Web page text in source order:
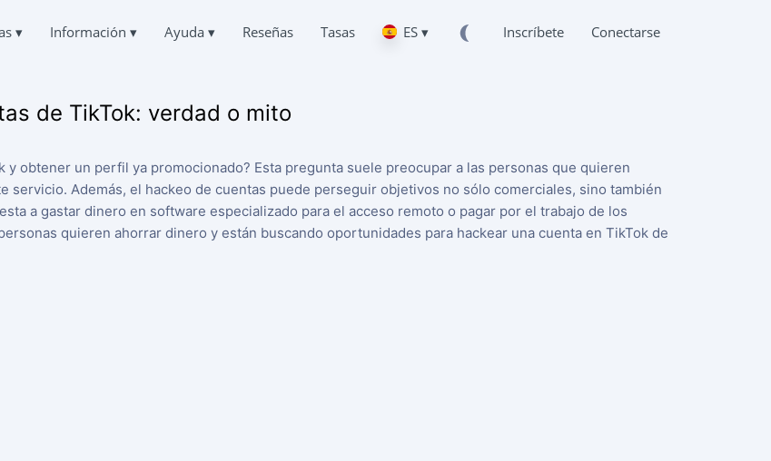
▾ Información ▾ Ayuda ▾ Reseñas Tasas ES ▾ Inscríbete Conectarse
de otros
LA UBICACIÓN EN TIKTOK
está una persona
DE TIKTOK
Preguntas frecuentes
Siempre en línea y encantado de responder
TESTIMONIOS
Sus peticiones y comentarios
PRIVACIDAD
POLÍTICA DE COOKIES
PROGRAMA DE AFILIADOS
中文
Portuguese (Brazil)
Хинди हिन्दी
Italiano
Türkçe
de TikTok: verdad o mito
y obtener un perfil ya promocionado? Esta pregunta suele preocupar a las personas que quieren
servicio. Además, el hackeo de cuentas puede perseguir objetivos no sólo comerciales, sino también
a gastar dinero en software especializado para el acceso remoto o pagar por el trabajo de los
quieren ahorrar dinero y están buscando oportunidades para hackear una cuenta en TikTok de